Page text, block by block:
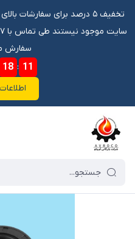
سفارش
18 : 11
فروشگاه آنلاین آوروکو